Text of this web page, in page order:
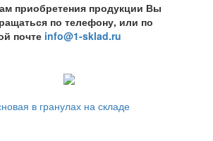
приобретения продукции Вы
по телефону, или по
почте info@1-sklad.ru
в гранулах на складе